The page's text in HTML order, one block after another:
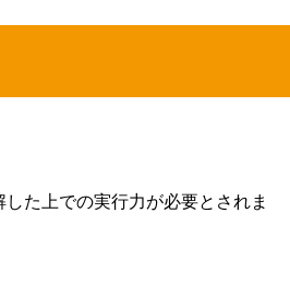
た上での実行力が必要とされま